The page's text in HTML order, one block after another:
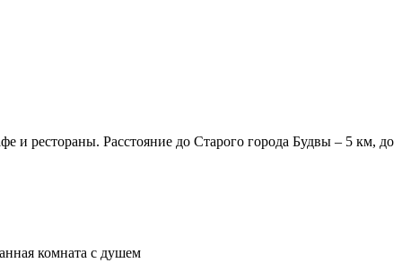
и рестораны. Расстояние до Старого города Будвы – 5 км, до
комната с душем